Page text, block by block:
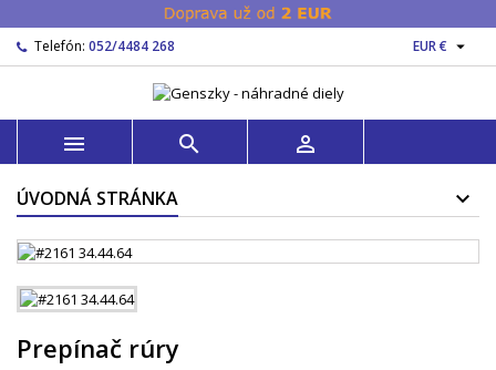
Telefón: 052/4484 268 EUR € 
  
ÚVODNÁ STRÁNKA
Prepínač rúry